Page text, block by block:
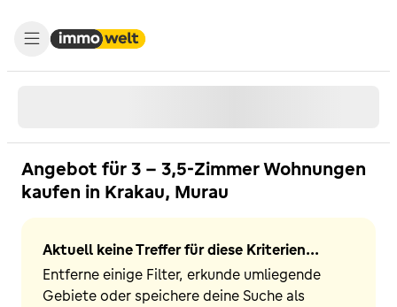
Angebot für 3 - 3,5-Zimmer Wohnungen
kaufen in Krakau, Murau
Aktuell keine Treffer für diese Kriterien...
Entferne einige Filter, erkunde umliegende
Gebiete oder speichere deine Suche als